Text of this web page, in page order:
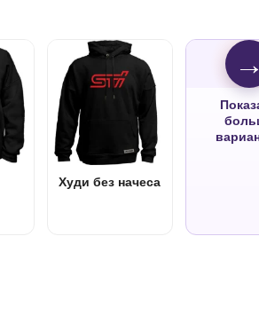
Худи без начеса
→